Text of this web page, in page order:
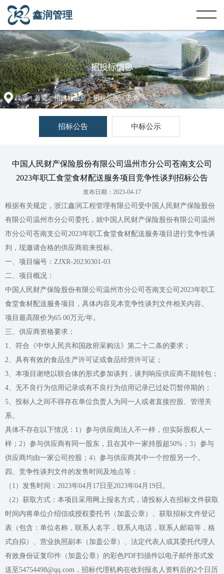
鑫润管理
位置：首页>招投标信息>招标公告> 正文
招标公告 中标公示
中国人民财产保险股份有限公司温州市分公司苍南支公司
2023年职工食堂食材配送服务项目竞争性谈判招标公告
发布日期：2023-04-17
根据有关规定，浙江鑫润工程管理有限公司受中国人民财产保险股份
有限公司温州市分公司委托，就中国人民财产保险股份有限公司温州
市分公司苍南支公司2023年职工食堂食材配送服务项目进行竞争性谈
判，现邀请合格的供应商前来投标。
一、项目编号：ZJXR-20230301-03
二、项目概况：
中国人民财产保险股份有限公司温州市分公司苍南支公司2023年职工
食堂食材配送服务项目，具体内容见本竞争性谈判文件相关内容。
项目最高限价为65.00万元/年。
三、供应商资格要求：
1、符合《中华人民共和国政府采购法》第二十二条的要求；
2、具有有效的食品生产许可证或食品经营许可证；
3、本项目谢绝以联合体的形式参加谈判，谈判响应供应商不能转包；
4、无不良行为信用记录或有不良行为信用记录已过处罚暂停期的；
5、投标人之间不得存在单位负责人为同一人或者直接控股、管理关
系。
具体不存在以下情况：1）参与供应商法人不一样，但实际股权人一
样；2）参与供应商有同一股东，且在其中一家持股超50%；3）参与
供应商均由一家公司控股；4）参与供应商其中一个控股另一个。
四、竞争性谈判文件的发售时间及地点等：
（1）发售时间：2023年04月17日至2023年04月19日。
（2）获取方式：本项目采用网上报名方式，请投标人在招标文件获取
时间内将单位介绍信或授权委托书（加盖公章）、获取招标文件登记
表（包含：单位名称，联系人名字，联系人电话，联系人邮箱等，格
式自拟）、营业执照副本（加盖公章）、法定代表人或其委托代理人
有效身份证复印件（加盖公章）的彩色PDF扫描件以电子邮件形式发
送至54754498@qq.com，招标代理机构在收到报名人资料后的2个日历